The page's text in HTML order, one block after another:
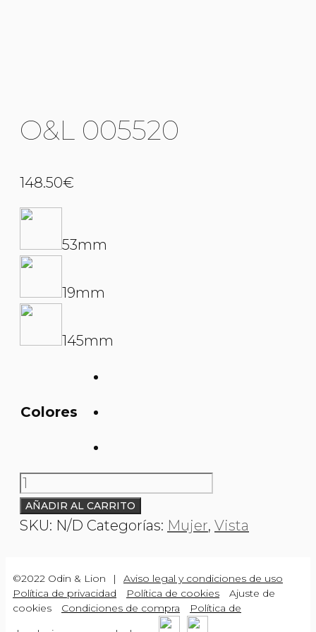
O&L 005520
148.50€
53mm
19mm
145mm
Colores
O&L
005520
cantidad
AÑADIR AL CARRITO
SKU: N/D Categorías: Mujer, Vista
©2022 Odin & Lion |
Aviso legal y condiciones de uso
Política de privacidad
Política de cookies
Ajuste de
cookies
Condiciones de compra
Política de